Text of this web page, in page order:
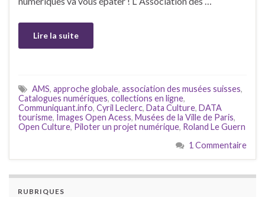
Lire la suite
AMS, approche globale, association des musées suisses,
Catalogues numériques, collections en ligne,
Communiquant.info, Cyril Leclerc, Data Culture, DATA
tourisme, Images Open Acess, Musées de la Ville de Paris,
Open Culture, Piloter un projet numérique, Roland Le Guern
1 Commentaire
RUBRIQUES